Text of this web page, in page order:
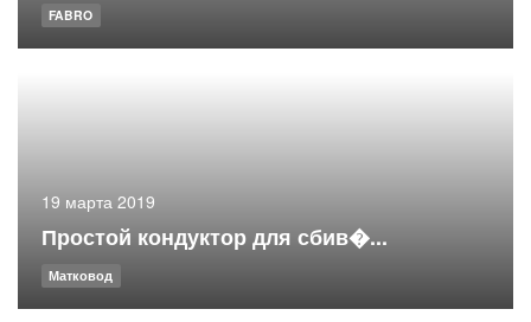
FABRO
19 марта 2019
Простой кондуктор для сбив�...
Матковод